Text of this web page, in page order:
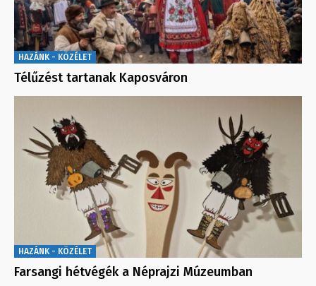
HAZÁNK - KÖZÉLET
Télűzést tartanak Kaposváron
HAZÁNK - KÖZÉLET
Farsangi hétvégék a Néprajzi Múzeumban